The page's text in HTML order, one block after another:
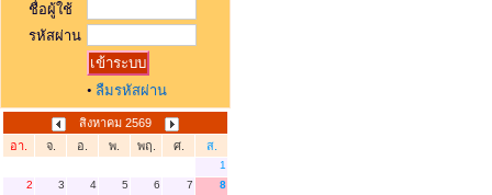
ชื่อผู้ใช้
รหัสผ่าน
• ลืมรหัสผ่าน
สิงหาคม 2569
อา.
จ. อ. พ. พฤ. ศ. ส.
1
2
3 4 5 6 7
8